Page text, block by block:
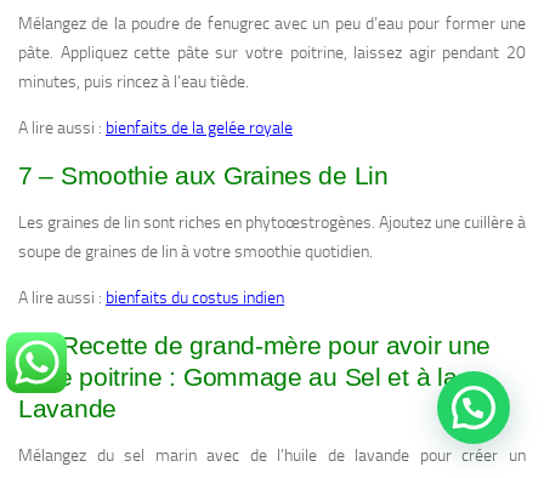
Mélangez de la poudre de fenugrec avec un peu d’eau pour former une
pâte. Appliquez cette pâte sur votre poitrine, laissez agir pendant 20
minutes, puis rincez à l’eau tiède.
A lire aussi : bienfaits de la gelée royale
7 – Smoothie aux Graines de Lin
Les graines de lin sont riches en phytoœstrogènes. Ajoutez une cuillère à
soupe de graines de lin à votre smoothie quotidien.
A lire aussi : bienfaits du costus indien
8 – Recette de grand-mère pour avoir une
belle poitrine : Gommage au Sel et à la
Lavande
Mélangez du sel marin avec de l’huile de lavande pour créer un